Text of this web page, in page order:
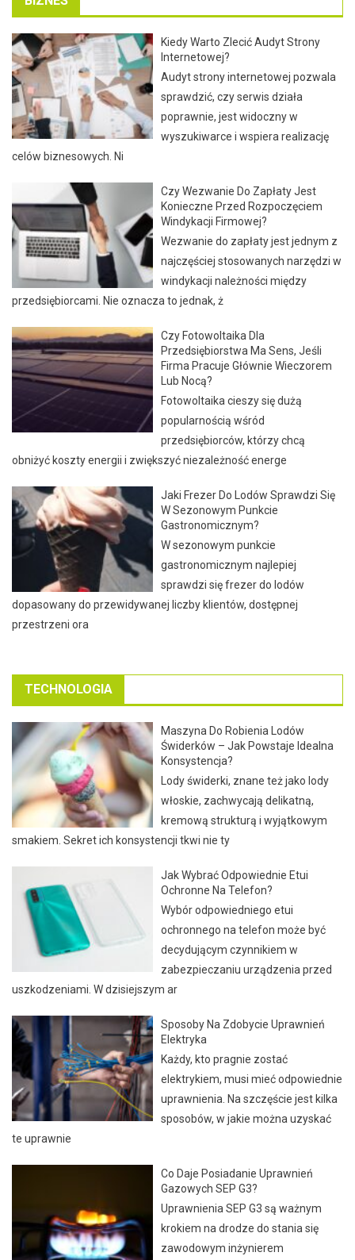
Kiedy Warto Zlecić Audyt Strony
Internetowej?
Audyt strony internetowej pozwala
sprawdzić, czy serwis działa
poprawnie, jest widoczny w
wyszukiwarce i wspiera realizację
celów biznesowych. Ni
Czy Wezwanie Do Zapłaty Jest
Konieczne Przed Rozpoczęciem
Windykacji Firmowej?
Wezwanie do zapłaty jest jednym z
najczęściej stosowanych narzędzi w
windykacji należności między
przedsiębiorcami. Nie oznacza to jednak, ż
Czy Fotowoltaika Dla
Przedsiębiorstwa Ma Sens, Jeśli
Firma Pracuje Głównie Wieczorem
Lub Nocą?
Fotowoltaika cieszy się dużą
popularnością wśród
przedsiębiorców, którzy chcą
obniżyć koszty energii i zwiększyć niezależność energe
Jaki Frezer Do Lodów Sprawdzi Się
W Sezonowym Punkcie
Gastronomicznym?
W sezonowym punkcie
gastronomicznym najlepiej
sprawdzi się frezer do lodów
dopasowany do przewidywanej liczby klientów, dostępnej
przestrzeni ora
TECHNOLOGIA
Maszyna Do Robienia Lodów
Świderków – Jak Powstaje Idealna
Konsystencja?
Lody świderki, znane też jako lody
włoskie, zachwycają delikatną,
kremową strukturą i wyjątkowym
smakiem. Sekret ich konsystencji tkwi nie ty
Jak Wybrać Odpowiednie Etui
Ochronne Na Telefon?
Wybór odpowiedniego etui
ochronnego na telefon może być
decydującym czynnikiem w
zabezpieczaniu urządzenia przed
uszkodzeniami. W dzisiejszym ar
Sposoby Na Zdobycie Uprawnień
Elektryka
Każdy, kto pragnie zostać
elektrykiem, musi mieć odpowiednie
uprawnienia. Na szczęście jest kilka
sposobów, w jakie można uzyskać
te uprawnie
Co Daje Posiadanie Uprawnień
Gazowych SEP G3?
Uprawnienia SEP G3 są ważnym
krokiem na drodze do stania się
zawodowym inżynierem